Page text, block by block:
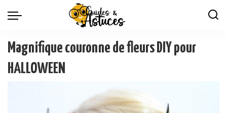
Magnifique couronne de fleurs DIY pour
HALLOWEEN